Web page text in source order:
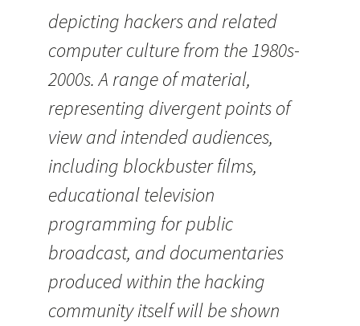
depicting hackers and related
computer culture from the 1980s-
2000s. A range of material,
representing divergent points of
view and intended audiences,
including blockbuster films,
educational television
programming for public
broadcast, and documentaries
produced within the hacking
community itself will be shown